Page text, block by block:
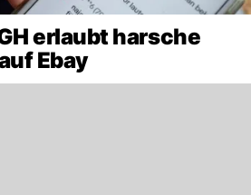
erlaubt harsche
Ebay